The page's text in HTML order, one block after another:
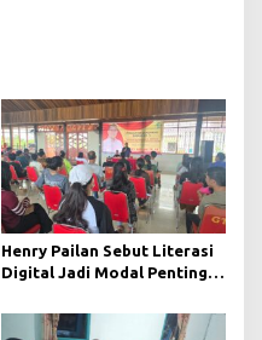
Henry Pailan Sebut Literasi
Digital Jadi Modal Penting
Lebih Terbuka